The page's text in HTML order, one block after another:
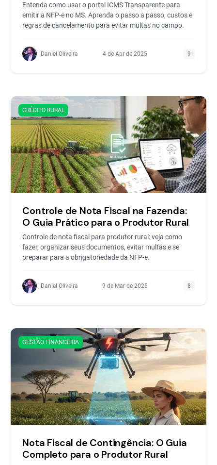
Entenda como usar o portal ICMS Transparente para
emitir a NFP-e no MS. Aprenda o passo a passo, custos e
regras de cancelamento para evitar multas no campo.
Daniel Oliveira 4 de Apr de 2025 9
CRÉDITO RURAL
Controle de Nota Fiscal na Fazenda:
O Guia Prático para o Produtor Rural
Controle de nota fiscal para produtor rural: veja como
fazer, organizar seus documentos, evitar multas e se
preparar para a obrigatoriedade da NFP-e.
Daniel Oliveira 9 de Mar de 2025 8
GESTÃO FINANCEIRA
Nota Fiscal de Contingência: O Guia
Completo para o Produtor Rural